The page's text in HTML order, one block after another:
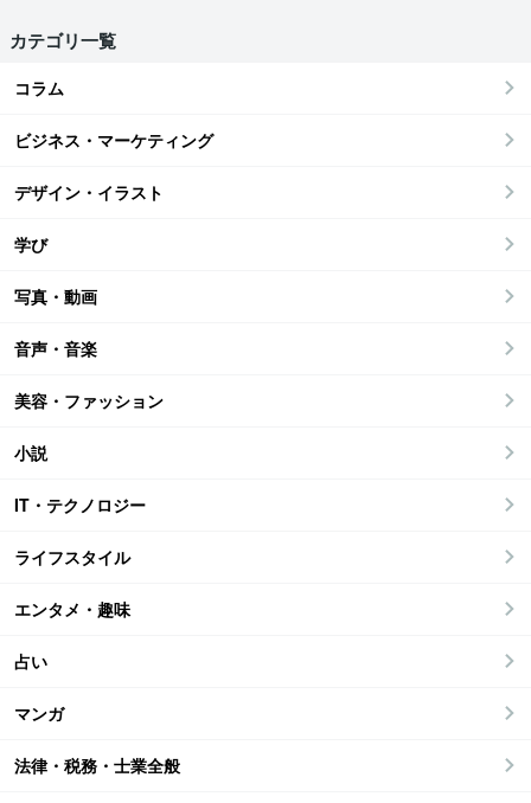
カテゴリ一覧
コラム
ビジネス・マーケティング
デザイン・イラスト
学び
写真・動画
音声・音楽
美容・ファッション
小説
IT・テクノロジー
ライフスタイル
エンタメ・趣味
占い
マンガ
法律・税務・士業全般